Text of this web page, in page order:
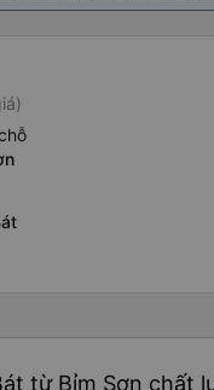
từ Bỉm Sơn chất